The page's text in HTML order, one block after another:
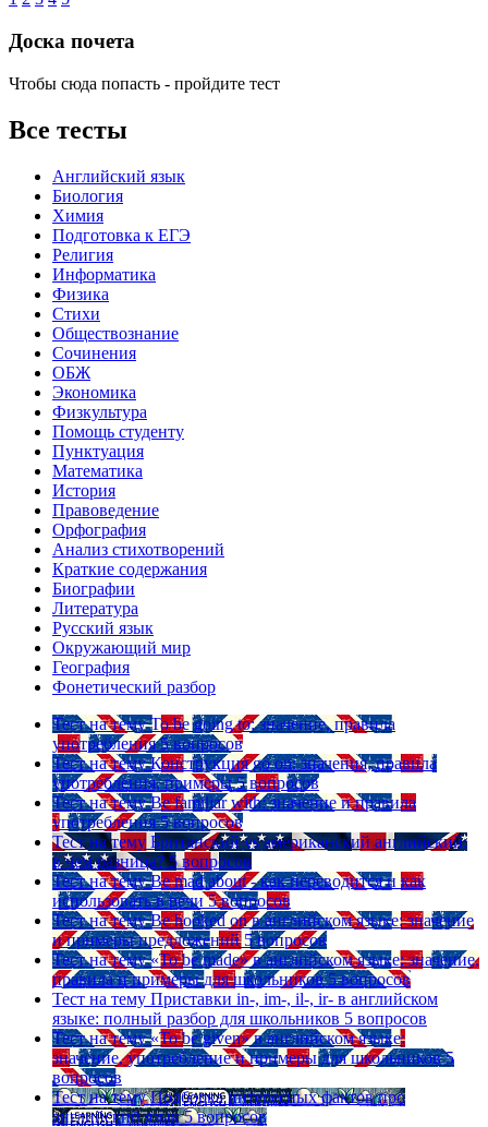
Доска почета
Чтобы сюда попасть - пройдите тест
Все тесты
Английский язык
Биология
Химия
Подготовка к ЕГЭ
Религия
Информатика
Физика
Стихи
Обществознание
Сочинения
ОБЖ
Экономика
Физкультура
Помощь студенту
Пунктуация
Математика
История
Правоведение
Орфография
Анализ стихотворений
Краткие содержания
Биографии
Литература
Русский язык
Окружающий мир
География
Фонетический разбор
Тест на тему To be going to: значение, правила
употребления 5 вопросов
Тест на тему Конструкция go on: значения, правила
употребления, примеры 5 вопросов
Тест на тему Be familiar with: значение и правила
употребления 5 вопросов
Тест на тему Британский vs американский английский:
в чем разница? 5 вопросов
Тест на тему Be mad about - как переводится и как
использовать в речи 5 вопросов
Тест на тему Be hooked on в английском языке: значение
и примеры предложений 5 вопросов
Тест на тему «To be made» в английском языке: значение,
правила и примеры для школьников 5 вопросов
Тест на тему Приставки in-, im-, il-, ir- в английском
языке: полный разбор для школьников 5 вопросов
Тест на тему «To be given» в английском языке:
значение, употребление и примеры для школьников 5
вопросов
Тест на тему Подборка интересных фактов про
английский язык 5 вопросов